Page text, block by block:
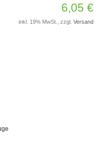
6,05 €
inkl. 19% MwSt., zzgl.Versand